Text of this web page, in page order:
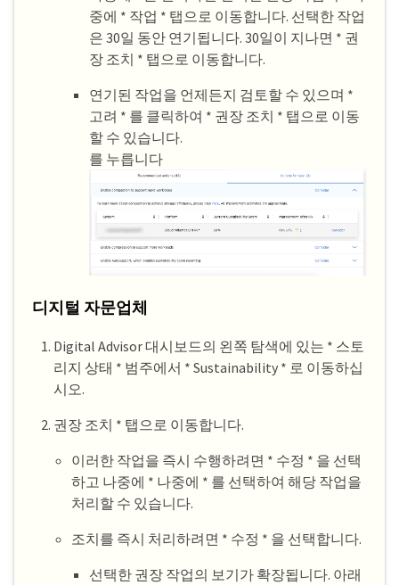
중에 * 작업 * 탭으로 이동합니다. 선택한 작업
은 30일 동안 연기됩니다. 30일이 지나면 * 권
장 조치 * 탭으로 이동합니다.
연기된 작업을 언제든지 검토할 수 있으며 *
고려 * 를 클릭하여 * 권장 조치 * 탭으로 이동
할 수 있습니다.
를 누릅니다
디지털 자문업체
Digital Advisor 대시보드의 왼쪽 탐색에 있는 * 스토
리지 상태 * 범주에서 * Sustainability * 로 이동하십
시오.
권장 조치 * 탭으로 이동합니다.
이러한 작업을 즉시 수행하려면 * 수정 * 을 선택
하고 나중에 * 나중에 * 를 선택하여 해당 작업을
처리할 수 있습니다.
조치를 즉시 처리하려면 * 수정 * 을 선택합니다.
선택한 권장 작업의 보기가 확장됩니다. 아래